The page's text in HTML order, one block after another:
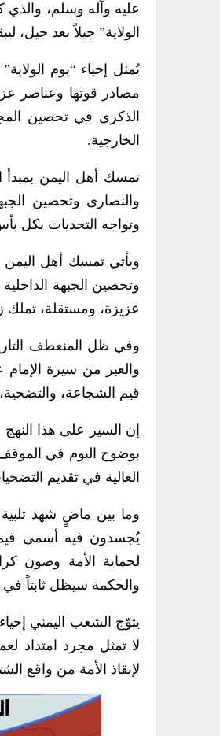
عليه وآله وسلم، والذي
الولاية” جيلاً بعد جيل،
يُمثل إحياء “يوم
مصادر قوتها وعناصر
الذكرى في تحصين
الخارجية.
تمسك أهل اليمن بمبدأ
والنصارى وتحصين
وتواجه التحديات بكل
ويأتي تمسك أهل اليمن
وتحصين الجبهة
عزيزة، ومستقلة، تملك
وفي ظل المنعطف
والعبر من سيرة
قيم الشجاعة،
إن السير على هذا
بوضوح اليوم في
العالية في تقديم
وما بين ماضٍ شهد
يُجسدون فيه أسمى قيم
لحماية الأمة وصون
والحكمة سيظل ثابتاً في
يتوّج الشعب اليمني
لا تمثل مجرد امتداد
لإنقاذ الأمة من واقع